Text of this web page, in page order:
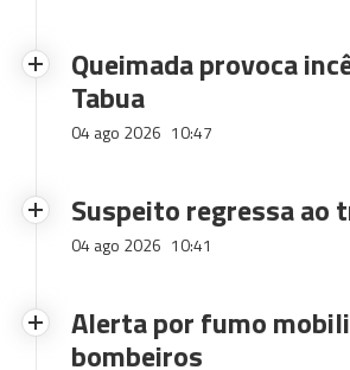
Queimada provoca
Tabua
04 ago 2026 10:47
Suspeito regressa ao
04 ago 2026 10:41
Alerta por fumo
bombeiros